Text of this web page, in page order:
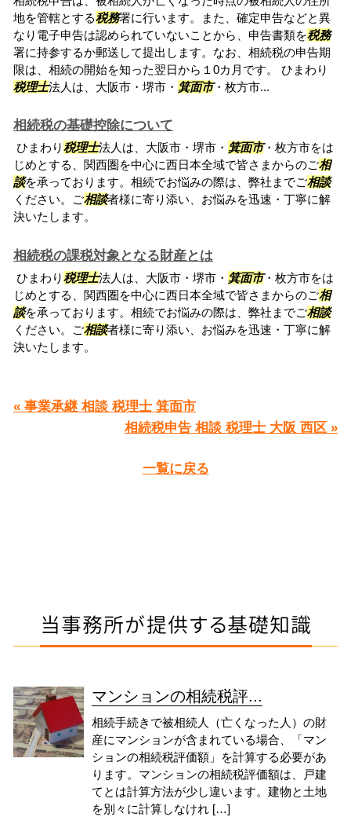
地を管轄とする税務署に行います。また、確定申告などと異
なり電子申告は認められていないことから、申告書類を税務
署に持参するか郵送して提出します。なお、相続税の申告期
限は、相続の開始を知った翌日から１0カ月です。 ひまわり
税理士法人は、大阪市・堺市・ 箕面市・枚方市...
相続税の基礎控除について
ひまわり税理士法人は、大阪市・堺市・ 箕面市・枚方市をは
じめとする、関西圏を中心に西日本全域で皆さまからのご相
談を承っております。相続でお悩みの際は、弊社までご相談
ください。ご相談者様に寄り添い、お悩みを迅速・丁寧に解
決いたします。
相続税の課税対象となる財産とは
ひまわり税理士法人は、大阪市・堺市・ 箕面市・枚方市をは
じめとする、関西圏を中心に西日本全域で皆さまからのご相
談を承っております。相続でお悩みの際は、弊社までご相談
ください。ご相談者様に寄り添い、お悩みを迅速・丁寧に解
決いたします。
« 事業承継 相談 税理士 箕面市
相続税申告 相談 税理士 大阪 西区 »
一覧に戻る
当事務所が提供する基礎知識
マンションの相続税評...
相続手続きで被相続人（亡くなった人）の財
産にマンションが含まれている場合、「マン
ションの相続税評価額」を計算する必要があ
ります。マンションの相続税評価額は、戸建
てとは計算方法が少し違います。建物と土地
を別々に計算しなけれ […]